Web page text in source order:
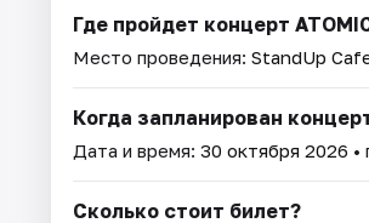
Где пройдет концерт
Место проведения: StandUp
Когда запланирован
Дата и время: 30 октября 2026 •
Сколько стоит билет?